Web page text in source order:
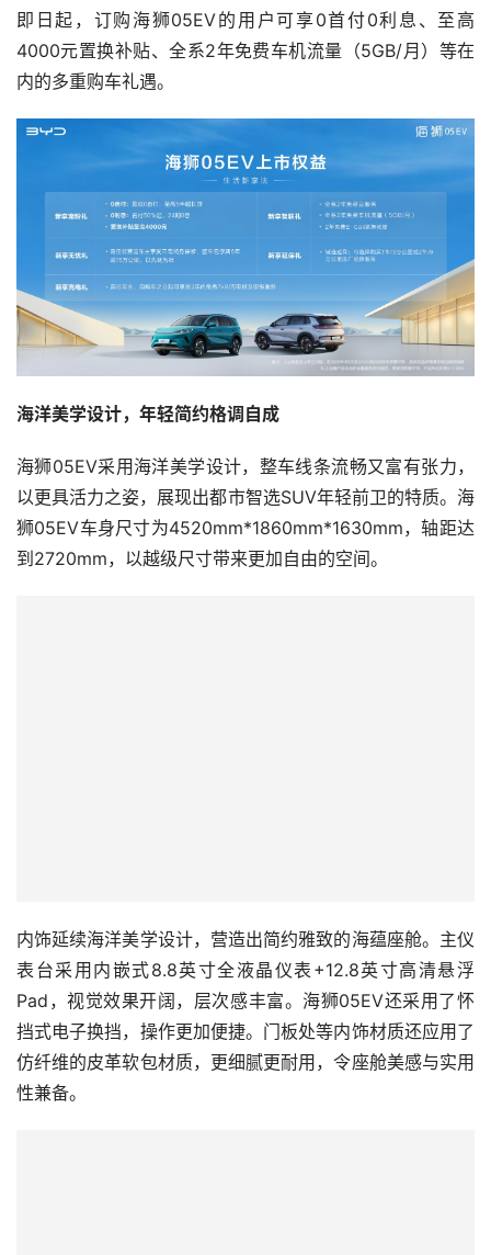
即日起，订购海狮05EV的用户可享0首付0利息、至高
4000元置换补贴、全系2年免费车机流量（5GB/月）等在
内的多重购车礼遇。
海洋美学设计，年轻简约格调自成
海狮05EV采用海洋美学设计，整车线条流畅又富有张力，
以更具活力之姿，展现出都市智选SUV年轻前卫的特质。海
狮05EV车身尺寸为4520mm*1860mm*1630mm，轴距达
到2720mm，以越级尺寸带来更加自由的空间。
内饰延续海洋美学设计，营造出简约雅致的海蕴座舱。主仪
表台采用内嵌式8.8英寸全液晶仪表+12.8英寸高清悬浮
Pad，视觉效果开阔，层次感丰富。海狮05EV还采用了怀
挡式电子换挡，操作更加便捷。门板处等内饰材质还应用了
仿纤维的皮革软包材质，更细腻更耐用，令座舱美感与实用
性兼备。